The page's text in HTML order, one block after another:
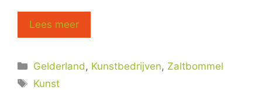
Lees meer
Categorieën
Gelderland , Kunstbedrijven, Zaltbommel
Tags
Kunst